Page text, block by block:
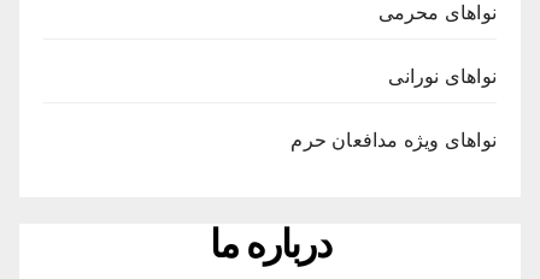
نواهای محرمی
نواهای نورانی
نواهای ویژه مدافعان حرم
درباره ما